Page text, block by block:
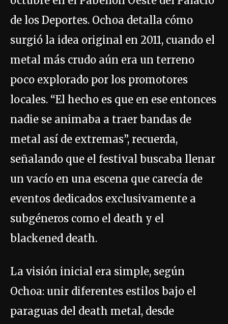
de los Deportes. Ochoa detalla cómo
surgió la idea original en 2011, cuando el
metal más crudo aún era un terreno
poco explorado por los promotores
locales. “El hecho es que en ese entonces
nadie se animaba a traer bandas de
metal así de extremas”, recuerda,
señalando que el festival buscaba llenar
un vacío en una escena que carecía de
eventos dedicados exclusivamente a
subgéneros como el death y el
blackened death.
La visión inicial era simple, según
Ochoa: unir diferentes estilos bajo el
paraguas del death metal, desde